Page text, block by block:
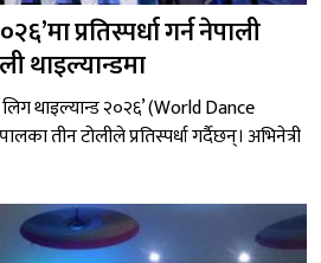
प्रतिस्पर्धा गर्न नेपाली
थाइल्यान्डमा
लिग थाइल्यान्ड २०२६’ (World Dance
तीन टोलीले प्रतिस्पर्धा गर्दैछन्। अभिनेत्री